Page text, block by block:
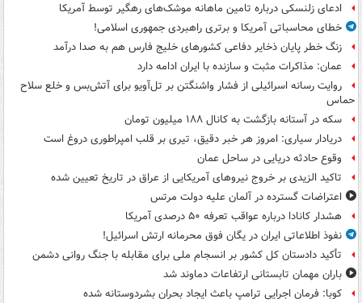
ادعای زلنسکی درباره تامین ماهانه موشک‌های رهگیر توسط آمریکا
خطای محاسباتی آمریکا و برتری راهبردی جمهوری اسلامی!
زنگ خطر پایان ذخایر دفاعی کشورهای خلیج فارس هم به صدا درآمد
عمان: مذاکرات مثبت و سازنده با ایران ادامه دارد
روایت رسانه اسرائیلی از فشار واشنگتن بر تل‌آویو برای آتش‌بس و خلع سلاح
حماس
سکه در آستانه بازگشت به کانال ۱۸۸ میلیون تومان
دریادار سیاری: امروز هر خبر دقیق، تیری بر قلب امپراطوری دروغ است
وقوع حادثه دریایی در ساحل عمان
تاکید الزیدی بر خروج نیروهای آمریکایی از عراق در تاریخ تعیین شده
اعتراضات گسترده در آلمان علیه دولت مرتس
هشدار کانادا درباره عواقب تعرفه ۵۰ درصدی آمریکا
نفوذ اطلاعاتی ایران در یگان فوق محرمانه ارتش اسرائیل!
تأکید دادستان کل کشور بر انسجام ملی برای مقابله با جنگ روانی دشمن
باران مهمان تابستانی ارتفاعات دماوند شد
کوبا: فرمان اجرایی ترامپ باعث ایجاد بحران بشردوستانه شده